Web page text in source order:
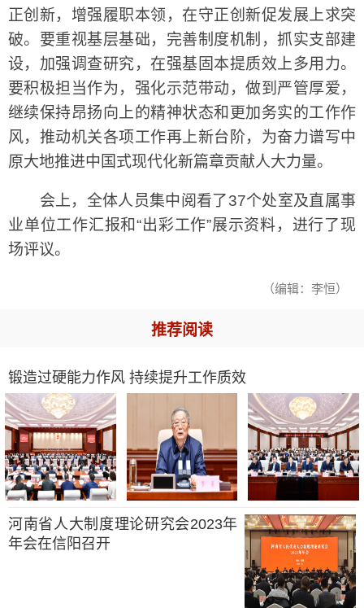
正创新，增强履职本领，在守正创新促发展上求突
破。要重视基层基础，完善制度机制，抓实支部建
设，加强调查研究，在强基固本提质效上多用力。
要积极担当作为，强化示范带动，做到严管厚爱，
继续保持昂扬向上的精神状态和更加务实的工作作
风，推动机关各项工作再上新台阶，为奋力谱写中
原大地推进中国式现代化新篇章贡献人大力量。
会上，全体人员集中阅看了37个处室及直属事
业单位工作汇报和“出彩工作”展示资料，进行了现
场评议。
（编辑：李恒）
推荐阅读
锻造过硬能力作风 持续提升工作质效
河南省人大制度理论研究会2023年
年会在信阳召开